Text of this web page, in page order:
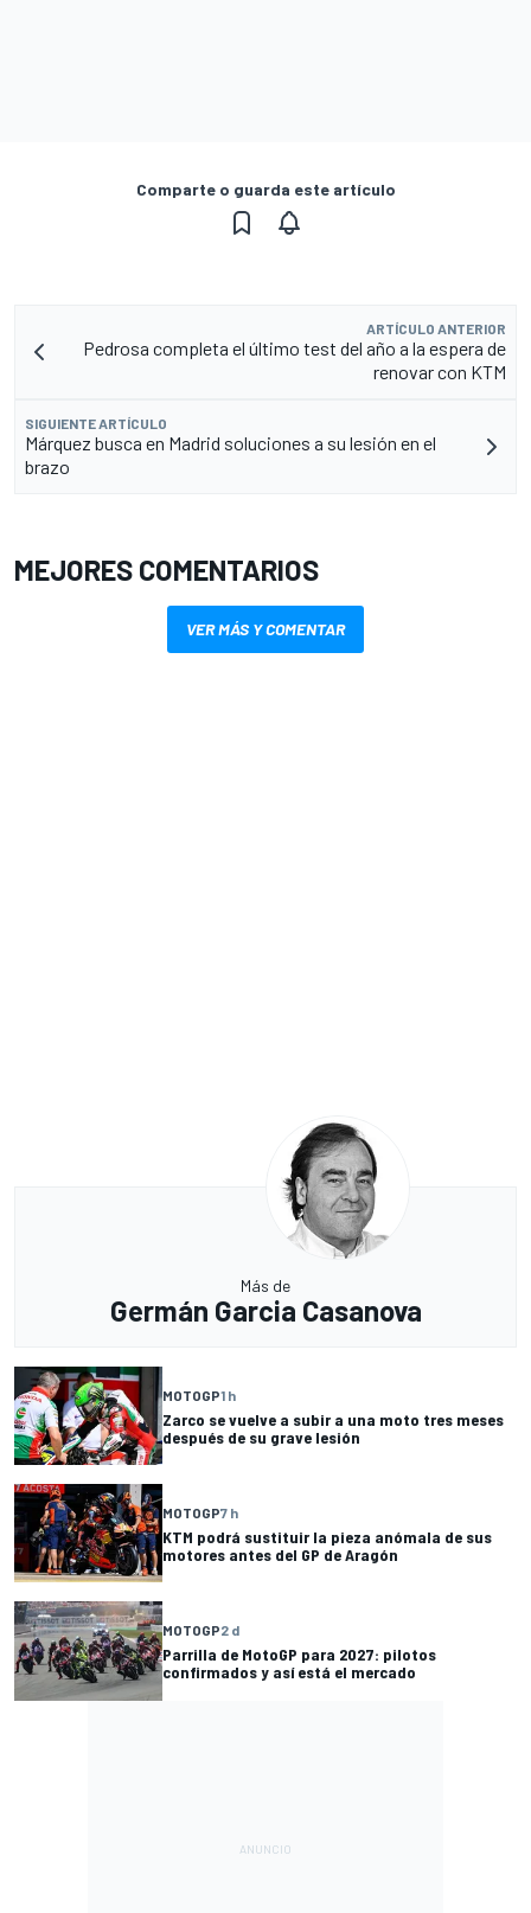
Comparte o guarda este artículo
ARTÍCULO ANTERIOR
Pedrosa completa el último test del año a la espera de
renovar con KTM
SIGUIENTE ARTÍCULO
Márquez busca en Madrid soluciones a su lesión en el
brazo
MEJORES COMENTARIOS
VER MÁS Y COMENTAR
Más de
Germán Garcia Casanova
MOTOGP1 h
Zarco se vuelve a subir a una moto tres meses
después de su grave lesión
MOTOGP7 h
KTM podrá sustituir la pieza anómala de sus
motores antes del GP de Aragón
MOTOGP2 d
Parrilla de MotoGP para 2027: pilotos
confirmados y así está el mercado